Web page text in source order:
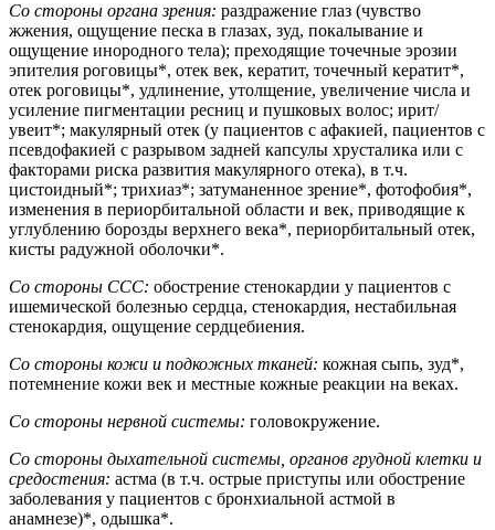
Со стороны органа зрения: раздражение глаз (чувство
жжения, ощущение песка в глазах, зуд, покалывание и
ощущение инородного тела); преходящие точечные эрозии
эпителия роговицы*, отек век, кератит, точечный кератит*,
отек роговицы*, удлинение, утолщение, увеличение числа и
усиление пигментации ресниц и пушковых волос; ирит/
увеит*; макулярный отек (у пациентов с афакией, пациентов с
псевдофакией с разрывом задней капсулы хрусталика или с
факторами риска развития макулярного отека), в т.ч.
цистоидный*; трихиаз*; затуманенное зрение*, фотофобия*,
изменения в периорбитальной области и век, приводящие к
углублению борозды верхнего века*, периорбитальный отек,
кисты радужной оболочки*.
Со стороны ССС: обострение стенокардии у пациентов с
ишемической болезнью сердца, стенокардия, нестабильная
стенокардия, ощущение сердцебиения.
Со стороны кожи и подкожных тканей: кожная сыпь, зуд*,
потемнение кожи век и местные кожные реакции на веках.
Со стороны нервной системы: головокружение.
Со стороны дыхательной системы, органов грудной клетки и
средостения: астма (в т.ч. острые приступы или обострение
заболевания у пациентов с бронхиальной астмой в
анамнезе)*, одышка*.